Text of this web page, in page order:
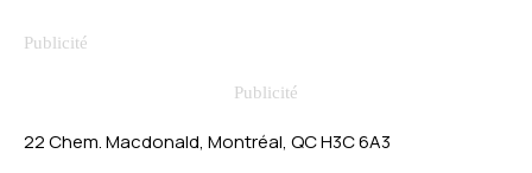
22 Chem. Macdonald, Montréal, QC H3C 6A3